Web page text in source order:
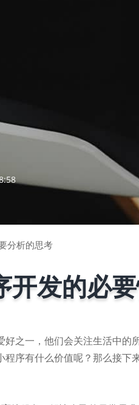
分析的思考
开发的必
之一，他们会关注生活中
序有什么价值呢？那么接下